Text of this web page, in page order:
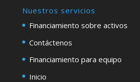
Nuestros servicios
Financiamiento sobre activos
Contáctenos
Financiamiento para equipo
Inicio